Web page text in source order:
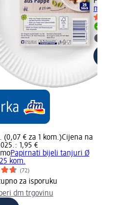
(0,07 € za 1 kom.)Cijena na
1,95 €
Papirnati bijeli tanjuri Ø
kom.
(72)
za isporuku
dm trgovinu
muffine,